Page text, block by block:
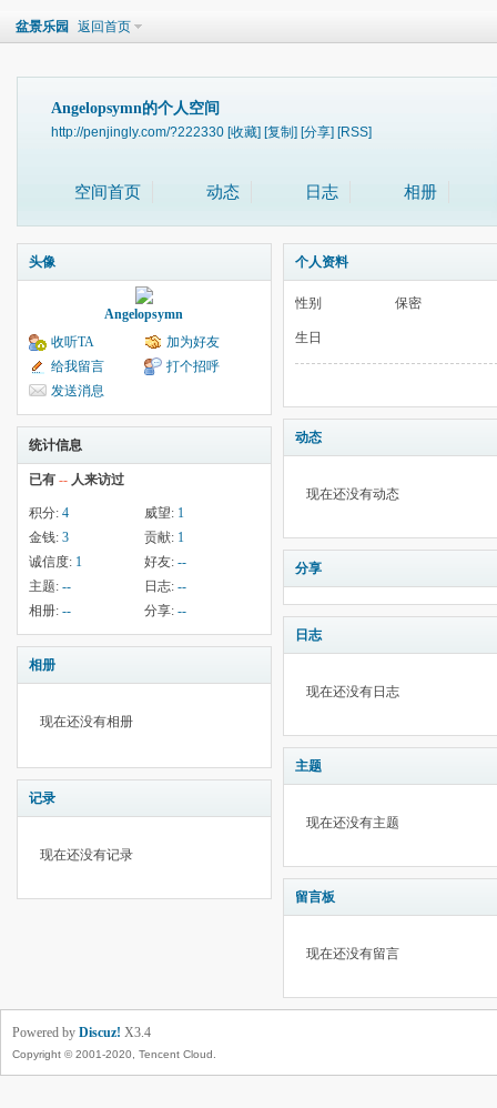
盆景乐园 返回首页
Angelopsymn的个人空间
http://penjingly.com/?222330 [收藏] [复制] [分享] [RSS]
空间首页 动态 日志 相册
头像
Angelopsymn
收听TA
加为好友
给我留言
打个招呼
发送消息
统计信息
已有 -- 人来访过
积分: 4 威望: 1
金钱: 3 贡献: 1
诚信度: 1 好友: --
主题: -- 日志: --
相册: -- 分享: --
相册
现在还没有相册
记录
现在还没有记录
个人资料
性别 保密
生日
动态
现在还没有动态
分享
日志
现在还没有日志
主题
现在还没有主题
留言板
现在还没有留言
Powered by Discuz! X3.4
Copyright © 2001-2020, Tencent Cloud.